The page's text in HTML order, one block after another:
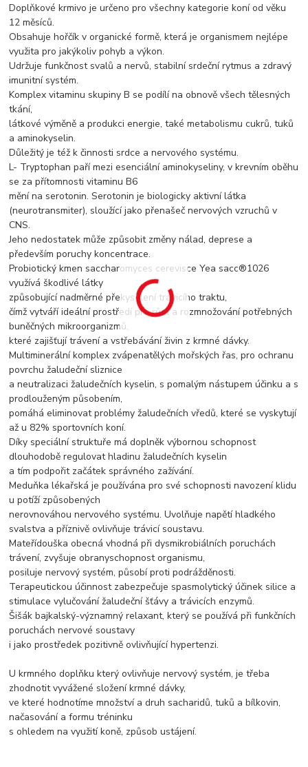
Doplňkové krmivo je určeno pro všechny kategorie koní od věku
12 měsíců.
Obsahuje hořčík v organické formě, která je organismem nejlépe
využita pro jakýkoliv pohyb a výkon.
Udržuje funkčnost svalů a nervů, stabilní srdeční rytmus a zdravý
imunitní systém.
Komplex vitaminu skupiny B se podílí na obnově všech tělesných
tkání,
látkové výměně a produkci energie, také metabolismu cukrů, tuků
a aminokyselin.
Důležitý je též k činnosti srdce a nervového systému.
L- Tryptophan paří mezi esenciální aminokyseliny, v krevním oběhu
se za přítomnosti vitaminu B6
mění na serotonin. Serotonin je biologicky aktivní látka
(neurotransmiter), sloužící jako přenašeč nervových vzruchů v
CNS.
Jeho nedostatek může způsobit změny nálad, deprese a
především poruchy koncentrace.
Probiotický kmen saccharomyces cerevisce Yea sacc®1026
využívá škodlivé látky
způsobující nadměrné překyselení trávicího traktu,
čímž vytváří ideální prostředí pro růst a rozmnožování potřebných
buněčných mikroorganizmů,
které zajišťují trávení a vstřebávání živin z krmné dávky.
Multiminerální komplex zvápenatělých mořských řas, pro ochranu
povrchu žaludeční sliznice
a neutralizaci žaludečních kyselin, s pomalým nástupem účinku a s
prodlouženým působením,
pomáhá eliminovat problémy žaludečních vředů, které se vyskytují
až u 82% sportovních koní.
Díky speciální struktuře má doplněk výbornou schopnost
dlouhodobě regulovat hladinu žaludečních kyselin
a tím podpořit začátek správného zažívání.
Meduňka lékařská je používána pro své schopnosti navození klidu
u potíží způsobených
nerovnováhou nervového systému. Uvolňuje napětí hladkého
svalstva a příznivě ovlivňuje trávicí soustavu.
Mateřídouška obecná vhodná při dysmikrobiálních poruchách
trávení, zvyšuje obranyschopnost organismu,
posiluje nervový systém, působí proti podrážděnosti.
Terapeutickou účinnost zabezpečuje spasmolytický účinek silice a
stimulace vylučování žaludeční šťávy a trávicích enzymů.
Šišák bajkalský-významný relaxant, který se používá při funkčních
poruchách nervové soustavy
i jako prostředek pozitivně ovlivňující hypertenzi.
U krmného doplňku který ovlivňuje nervový systém, je třeba
zhodnotit vyvážené složení krmné dávky,
ve které hodnotíme množství a druh sacharidů, tuků a bílkovin,
načasování a formu tréninku
s ohledem na využití koně, způsob ustájení.